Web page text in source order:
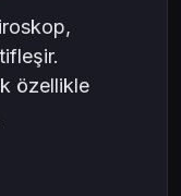
özellikle